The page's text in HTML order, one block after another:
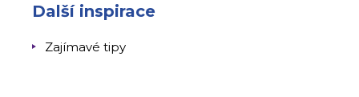
Další inspirace
Zajímavé tipy